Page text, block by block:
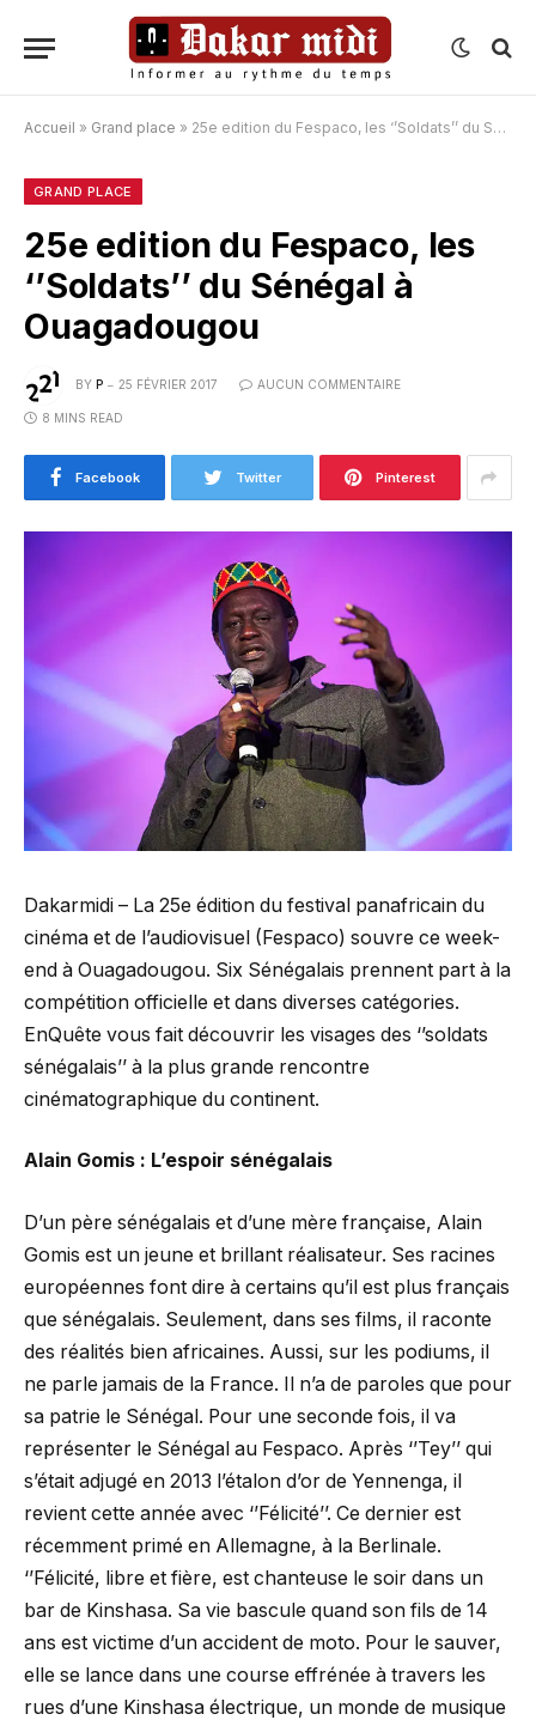
Accueil » Grand place » 25e edition du Fespaco, les ‘’Soldats’’ du Sénégal à Ouagadougou
GRAND PLACE
25e edition du Fespaco, les
‘’Soldats’’ du Sénégal à
Ouagadougou
BY P 25 FÉVRIER 2017 AUCUN COMMENTAIRE
8 MINS READ
Facebook Twitter Pinterest
Dakarmidi – La 25e édition du festival panafricain du
cinéma et de l’audiovisuel (Fespaco) souvre ce week-
end à Ouagadougou. Six Sénégalais prennent part à la
compétition officielle et dans diverses catégories.
EnQuête vous fait découvrir les visages des ‘’soldats
sénégalais’’ à la plus grande rencontre
cinématographique du continent.
Alain Gomis : L’espoir sénégalais
D’un père sénégalais et d’une mère française, Alain
Gomis est un jeune et brillant réalisateur. Ses racines
européennes font dire à certains qu’il est plus français
que sénégalais. Seulement, dans ses films, il raconte
des réalités bien africaines. Aussi, sur les podiums, il
ne parle jamais de la France. Il n’a de paroles que pour
sa patrie le Sénégal. Pour une seconde fois, il va
représenter le Sénégal au Fespaco. Après ‘’Tey’’ qui
s’était adjugé en 2013 l’étalon d’or de Yennenga, il
revient cette année avec ‘’Félicité’’. Ce dernier est
récemment primé en Allemagne, à la Berlinale.
‘’Félicité, libre et fière, est chanteuse le soir dans un
bar de Kinshasa. Sa vie bascule quand son fils de 14
ans est victime d’un accident de moto. Pour le sauver,
elle se lance dans une course effrénée à travers les
rues d’une Kinshasa électrique, un monde de musique